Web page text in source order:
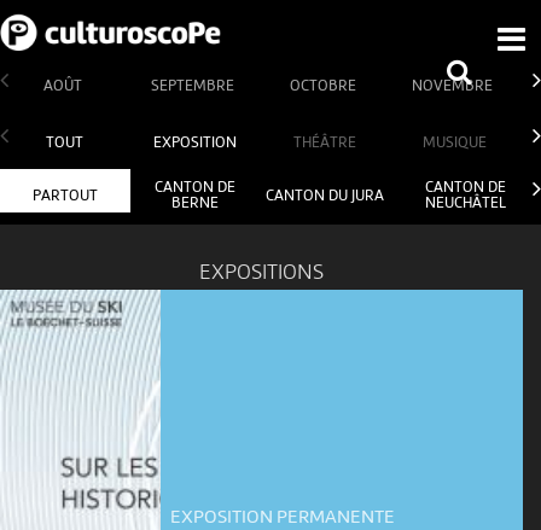
AOÛT SEPTEMBRE OCTOBRE NOVEMBRE
TOUT EXPOSITION THÉÂTRE MUSIQUE
PARTOUT
CANTON DE
BERNE
CANTON DU JURA
CANTON DE
NEUCHÂTEL
EXPOSITIONS
EXPOSITION PERMANENTE